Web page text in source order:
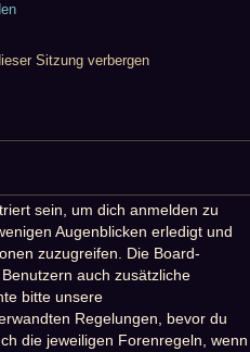
Sitzung verbergen
sein, um dich anmelden zu
Augenblicken erledigt und
zuzugreifen. Die Board-
auch zusätzliche
bitte unsere
Regelungen, bevor du
die jeweiligen Forenregeln, wenn